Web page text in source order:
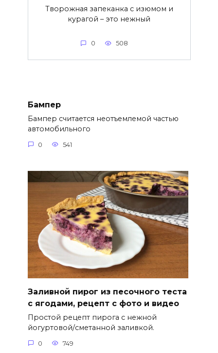
Творожная запеканка с изюмом и
курагой – это нежный
0 508
Бампер
Бампер считается неотъемлемой частью
автомобильного
0 541
Заливной пирог из песочного теста
с ягодами, рецепт с фото и видео
Простой рецепт пирога с нежной
йогуртовой/сметанной заливкой.
0 749